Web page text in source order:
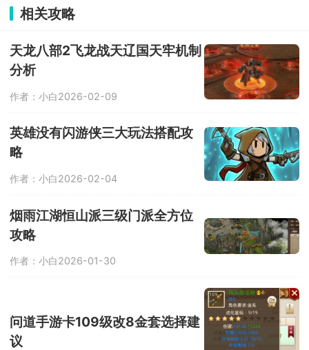
扫荡，寻找对城市有威胁的敌人，充分
展示高超的技能，与敌人展开激烈的格
拯救城市的挑战。
相关攻略
天龙八部2飞龙战天辽国天牢机制
分析
作者：小白2026-02-09
英雄没有闪游侠三大玩法搭配攻
略
作者：小白2026-02-04
烟雨江湖恒山派三级门派全方位
攻略
作者：小白2026-01-30
问道手游卡109级改8金套选择建
议